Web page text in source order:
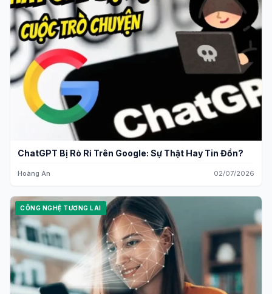
ChatGPT Bị Rò Rỉ Trên Google: Sự Thật Hay Tin Đồn?
Hoàng An 02/07/2026
CÔNG NGHỆ TƯƠNG LAI